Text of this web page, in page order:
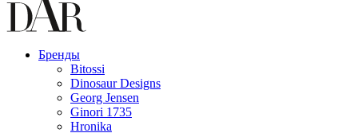
Бренды
Bitossi
Dinosaur Designs
Georg Jensen
Ginori 1735
Hronika